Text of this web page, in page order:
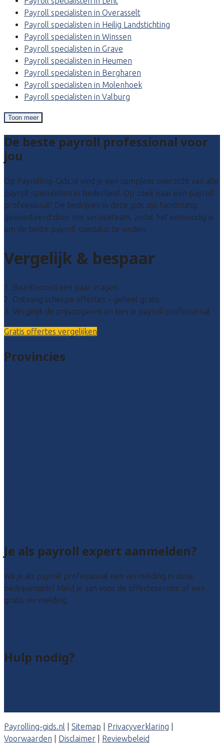
Payroll specialisten in Overasselt
Payroll specialisten in Heilig Landstichting
Payroll specialisten in Winssen
Payroll specialisten in Grave
Payroll specialisten in Heumen
Payroll specialisten in Bergharen
Payroll specialisten in Molenhoek
Payroll specialisten in Valburg
Toon meer
De beste payroll professional voor
jou
Op Payrolling-Gids.nl vind je een compleet overzicht van alle
payroll specialisten in Nederland. Op zoek naar een payroll
profeesional? De bedrijven in deze gids zijn handmatig
geselecteerd door ons serviceteam, zodat het eenvoudig is
om de beste payroll specialist te vinden.
Vergelijk & bespaar
1. Beantwoord een paar vragen
2. Ontvang scherpe offertes – geheel gratis
3. Vergelijk de prijsopgaven en kies je payroll professional
Gratis offertes vergelijken
Provincies
Je als payroll expert aanmelden?
Wil je als payroll professional een vermelding in deze
bedrijvengids? Meld je aan voor de offerteservice of een
gratis vermelding.
Hulp nodig?
Payrolling-gids.nl Sitemap Privacyverklaring
Voorwaarden
Disclaimer Reviewbeleid